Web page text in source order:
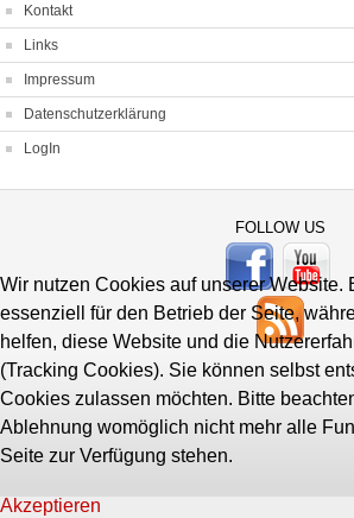
Kontakt
Links
Impressum
Datenschutzerklärung
LogIn
FOLLOW US
Wir nutzen Cookies auf unserer Website.
essenziell für den Betrieb der Seite,
helfen, diese Website und die
(Tracking Cookies). Sie können selbst
Cookies zulassen möchten. Bitte
Ablehnung womöglich nicht mehr alle
Seite zur Verfügung stehen.
Akzeptieren